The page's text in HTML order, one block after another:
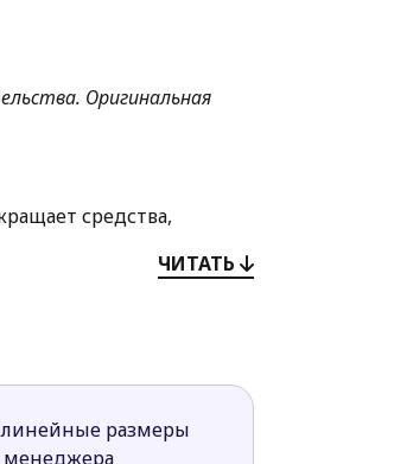
Оригинальная
средства,
можно комфортно
ЧИТАТЬ
линейные размеры
менеджера